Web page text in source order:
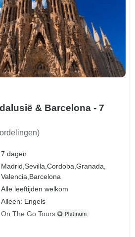
& Barcelona - 7
7 dagen
Madrid,Sevilla,Cordoba,Granada,
Valencia, Barcelona
Alle leeftijden welkom
Alleen: Engels
On The Go Tours